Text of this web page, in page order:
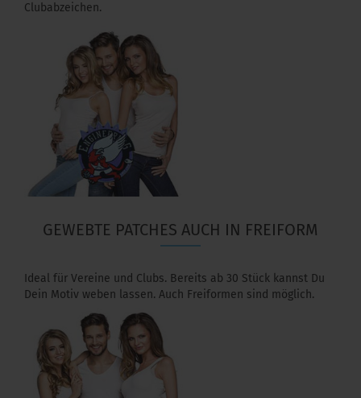
Clubabzeichen.
GEWEBTE PATCHES AUCH IN FREIFORM
Ideal für Vereine und Clubs. Bereits ab 30 Stück kannst Du
Dein Motiv weben lassen. Auch Freiformen sind möglich.